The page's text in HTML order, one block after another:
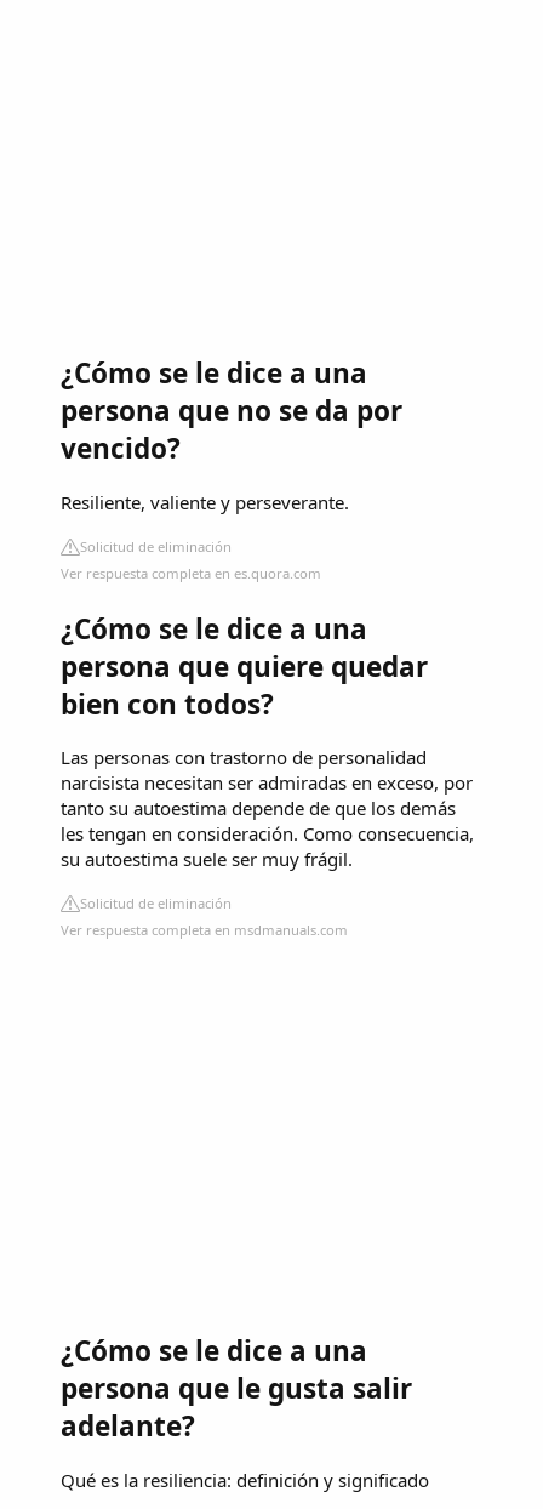
¿Cómo se le dice a una
persona que no se da por
vencido?
Resiliente, valiente y perseverante.
Solicitud de eliminación
Ver respuesta completa en es.quora.com
¿Cómo se le dice a una
persona que quiere quedar
bien con todos?
Las personas con trastorno de personalidad
narcisista necesitan ser admiradas en exceso, por
tanto su autoestima depende de que los demás
les tengan en consideración. Como consecuencia,
su autoestima suele ser muy frágil.
Solicitud de eliminación
Ver respuesta completa en msdmanuals.com
¿Cómo se le dice a una
persona que le gusta salir
adelante?
Qué es la resiliencia: definición y significado